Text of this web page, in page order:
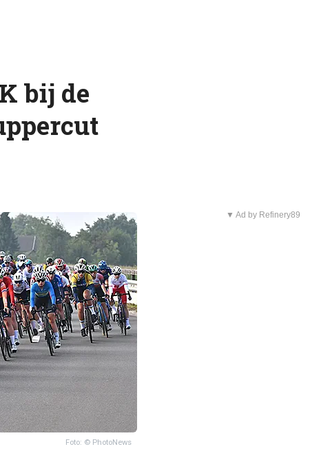
bij de
Foto: © PhotoNews
▼ Ad by Refinery89